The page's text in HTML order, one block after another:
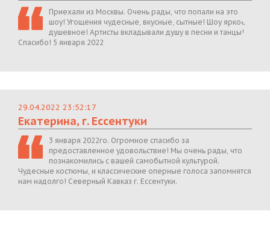
Приехали из Москвы. Очень рады, что попали на это
шоу! Угощения чудесные, вкусные, сытные! Шоу яркое,
душевное! Артисты вкладывали душу в песни и танцы!
Спасибо! 5 января 2022
29.04.2022 23:52:17
Екатерина, г. Ессентуки
3 января 2022го. Огромное спасибо за
предоставленное удовольствие! Мы очень рады, что
познакомились с вашей самобытной культурой.
Чудесные костюмы, и классические оперные голоса запомнятся
нам надолго! Северный Кавказ г. Ессентуки.